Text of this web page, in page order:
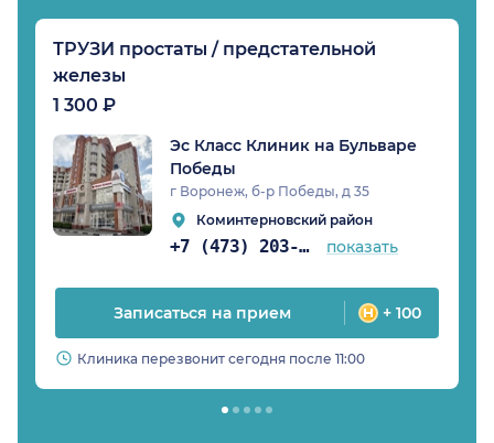
ТРУЗИ простаты / предстательной
железы
1 300 ₽
Эс Класс Клиник на Бульваре
Победы
г Воронеж, б-р Победы, д 35
Коминтерновский район
+7 (473) 203-02-64 показать
Записаться на прием + 100
Клиника перезвонит сегодня после 11:00